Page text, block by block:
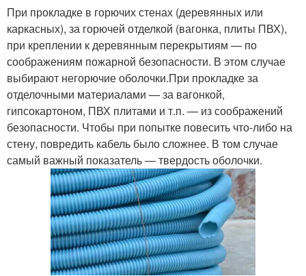
При прокладке в горючих стенах (деревянных или
каркасных), за горючей отделкой (вагонка, плиты ПВХ),
при креплении к деревянным перекрытиям — по
соображениям пожарной безопасности. В этом случае
выбирают негорючие оболочки.При прокладке за
отделочными материалами — за вагонкой,
гипсокартоном, ПВХ плитами и т.п. — из соображений
безопасности. Чтобы при попытке повесить что-либо на
стену, повредить кабель было сложнее. В том случае
самый важный показатель — твердость оболочки.